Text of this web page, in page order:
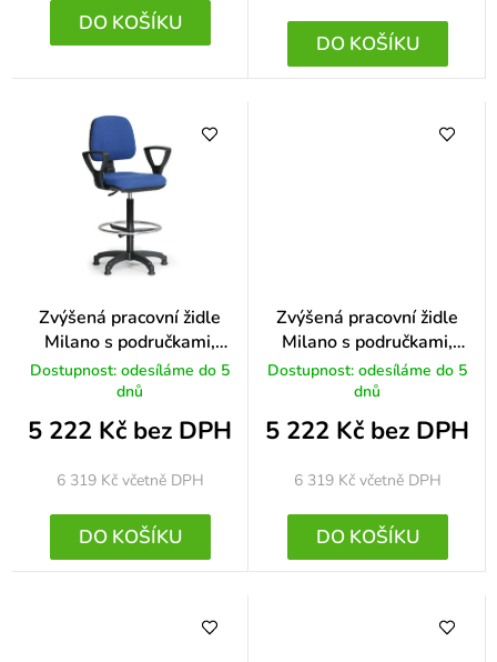
DO KOŠÍKU
DO KOŠÍKU
Zvýšená pracovní židle
Milano s područkami,
modrá
Dostupnost: odesíláme do 5
dnů
5 222 Kč bez DPH
6 319 Kč včetně DPH
DO KOŠÍKU
Zvýšená pracovní židle
Milano s područkami,
červená
Dostupnost: odesíláme do 5
dnů
5 222 Kč bez DPH
6 319 Kč včetně DPH
DO KOŠÍKU